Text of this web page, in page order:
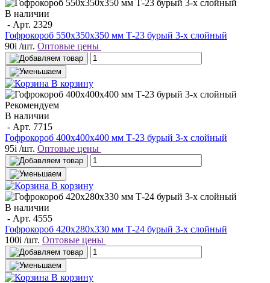
В наличии
- Арт. 2329
Гофрокороб 550х350х350 мм Т-23 бурый 3-х слойный
90i /шт. Оптовые цены
В корзину
Рекомендуем
В наличии
- Арт. 7715
Гофрокороб 400х400х400 мм Т-23 бурый 3-х слойный
95i /шт. Оптовые цены
В корзину
В наличии
- Арт. 4555
Гофрокороб 420x280x330 мм Т-24 бурый 3-х слойный
100i /шт. Оптовые цены
В корзину